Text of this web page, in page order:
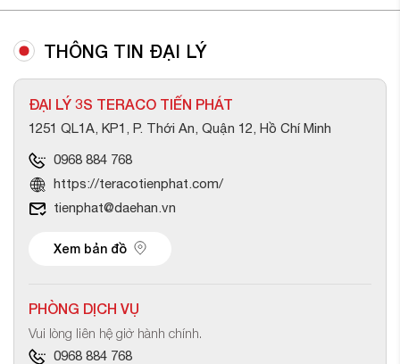
THÔNG TIN ĐẠI LÝ
ĐẠI LÝ 3S TERACO TIẾN PHÁT
1251 QL1A, KP1, P. Thới An, Quận 12, Hồ Chí Minh
0968 884 768
https://teracotienphat.com/
tienphat@daehan.vn
Xem bản đồ
PHÒNG DỊCH VỤ
Vui lòng liên hệ giờ hành chính.
0968 884 768